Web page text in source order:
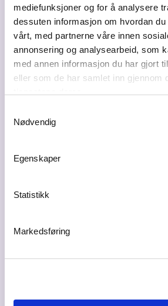
mediefunksjoner og for å analysere
dessuten informasjon om hvordan
vårt, med partnerne våre innen
annonsering og analysearbeid, som
med annen informasjon du har gjort
eller som de har samlet inn gjennom
Nødvendig
Egenskaper
Statistikk
Markedsføring
Duft.no: Designer og skaper
merkevare"
alle sansene, og er direkte knyttet til
Verdien av en egen
gründer av Duft.no, Joachim